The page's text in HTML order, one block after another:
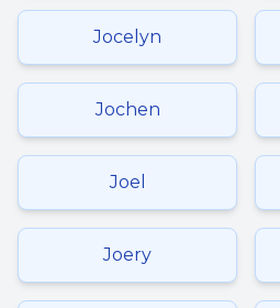
Jocelyn
Jochen
Joel
Joery